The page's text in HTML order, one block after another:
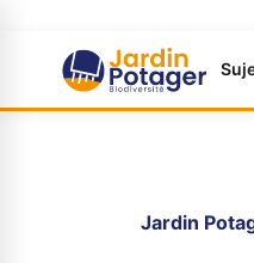
Jardin